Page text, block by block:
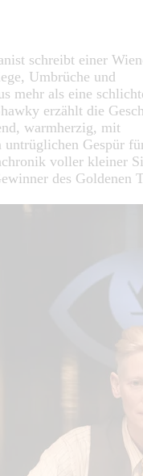
schreibt einer
Umbrüche und
mehr als eine
erzählt die
warmherzig, mit
untrüglichen Gespür
voller kleiner
des Goldenen